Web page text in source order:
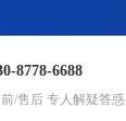
8778-6688
/售后 专人解疑答惑